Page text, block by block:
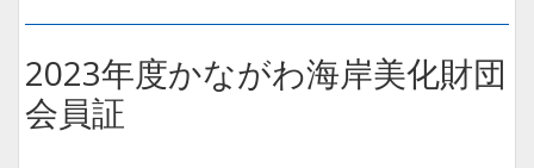
2023年度かながわ海岸美化財団
会員証